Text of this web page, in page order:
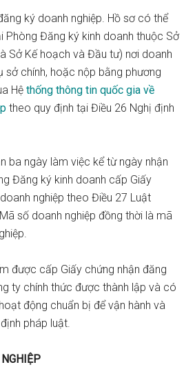
ký doanh nghiệp. Hồ sơ có thể
Phòng Đăng ký kinh doanh thuộc Sở
Sở Kế hoạch và Đầu tư) nơi doanh
sở chính, hoặc nộp bằng phương
Hệthống thông tin quốc gia về
theo quy định tại Điều 26 Nghị định
ba ngày làm việc kể từ ngày nhận
Đăng ký kinh doanh cấp Giấy
nghiệp theo Điều 27 Luật
số doanh nghiệp đồng thời là mã
được cấp Giấy chứng nhận đăng
ty chính thức được thành lập và có
động chuẩn bị để vận hành và
pháp luật.